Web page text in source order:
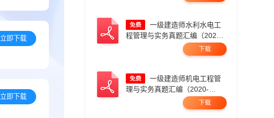
立即下载
立即下载
程管理与实务真题汇编（2020-
2025，21年暂缺）.pdf
下载
理与实务真题汇编（2020-
下载